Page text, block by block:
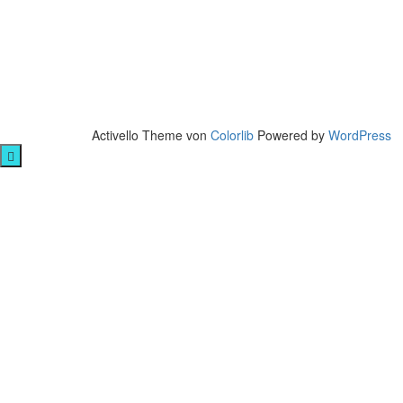
Activello Theme von Colorlib Powered by WordPress